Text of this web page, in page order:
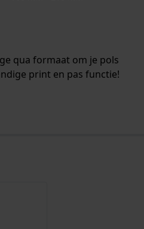
qua formaat om je pols
print en pas functie!